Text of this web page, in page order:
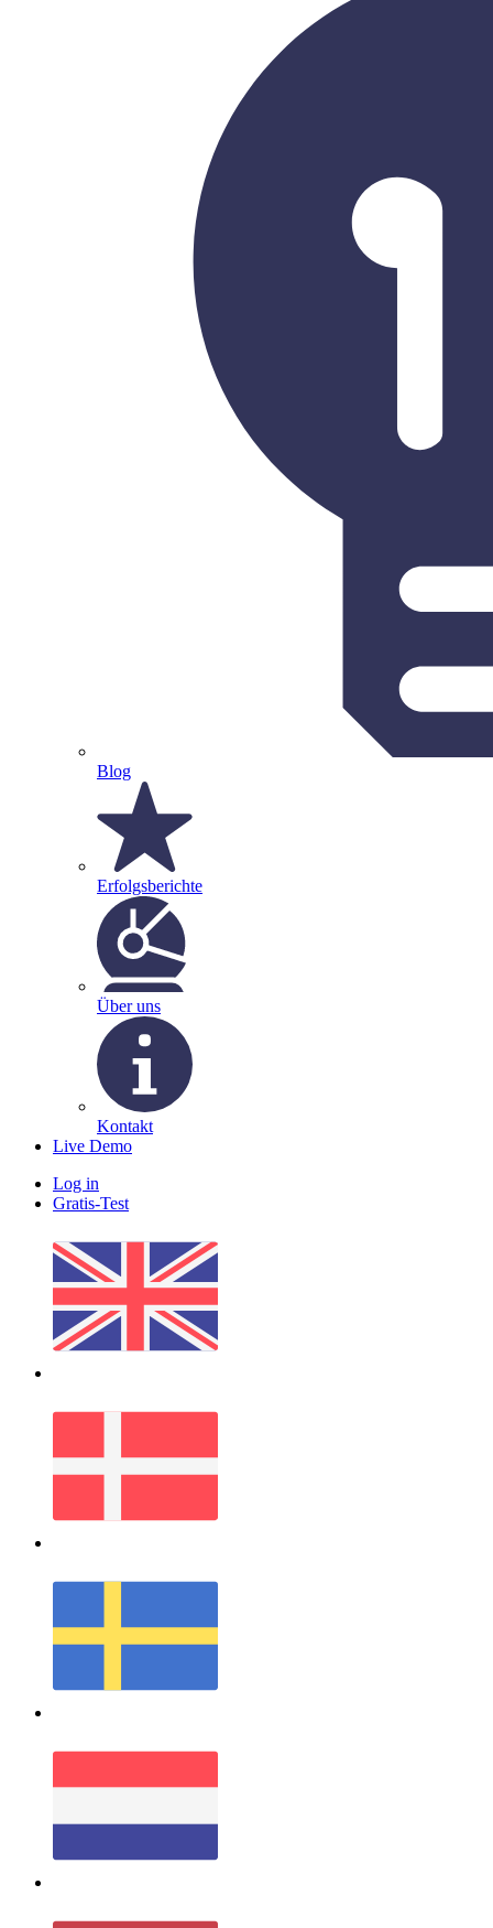
Blog
Erfolgsberichte
Über uns
Kontakt
Live Demo
Log in
Gratis-Test